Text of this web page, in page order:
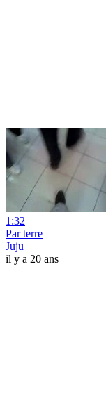
1:32
Par terre
Juju
il y a 20 ans